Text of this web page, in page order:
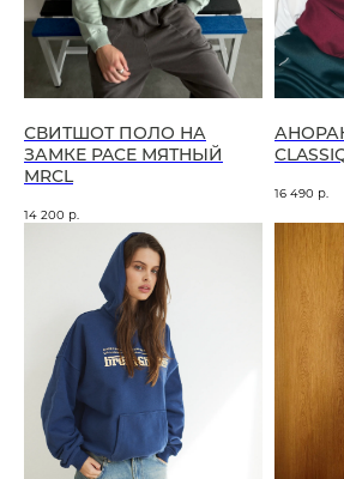
СВИТШОТ ПОЛО НА
ЗАМКЕ PACE МЯТНЫЙ
MRCL
14 200 р.
16 490 р.